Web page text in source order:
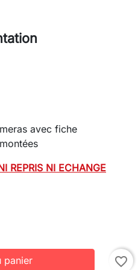
avec fiche
REPRIS NI ECHANGE
panier favorite_border